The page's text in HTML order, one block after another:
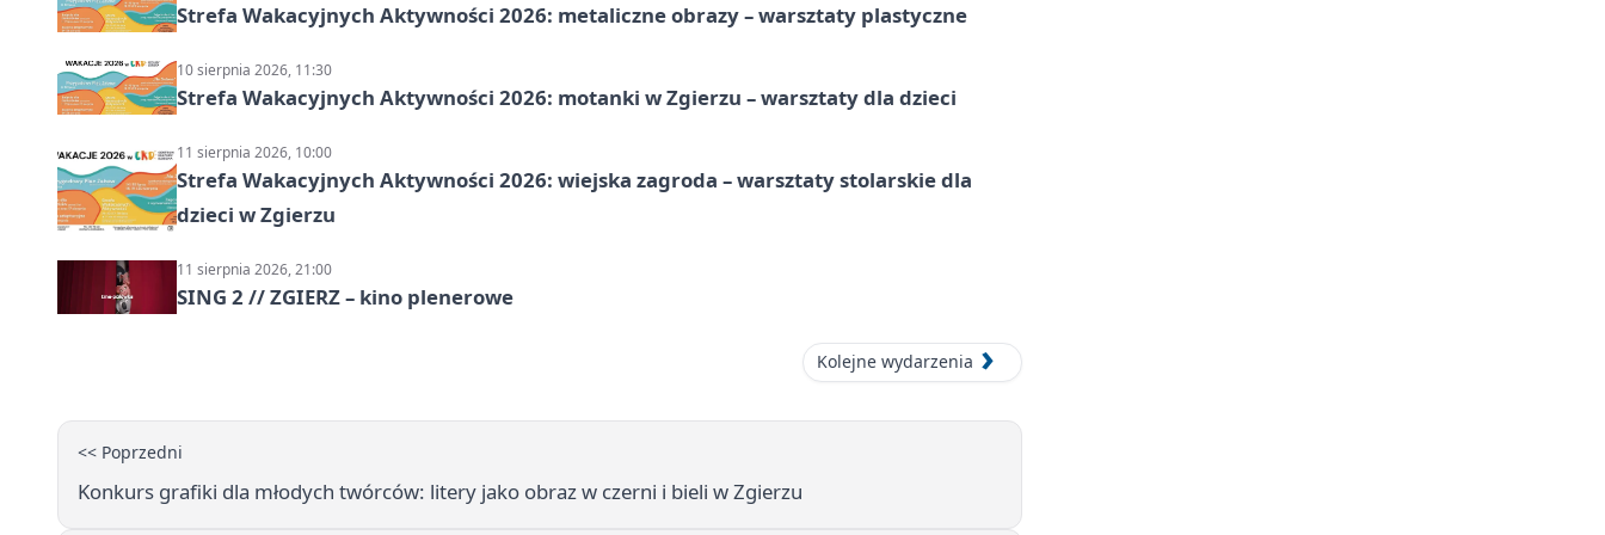
Strefa Wakacyjnych Aktywności 2026: metaliczne obrazy – warsztaty plastyczne
10 sierpnia 2026, 11:30
Strefa Wakacyjnych Aktywności 2026: motanki w Zgierzu – warsztaty dla dzieci
11 sierpnia 2026, 10:00
Strefa Wakacyjnych Aktywności 2026: wiejska zagroda – warsztaty stolarskie dla
dzieci w Zgierzu
11 sierpnia 2026, 21:00
SING 2 // ZGIERZ – kino plenerowe
Kolejne wydarzenia
<< Poprzedni
Konkurs grafiki dla młodych twórców: litery jako obraz w czerni i bieli w Zgierzu